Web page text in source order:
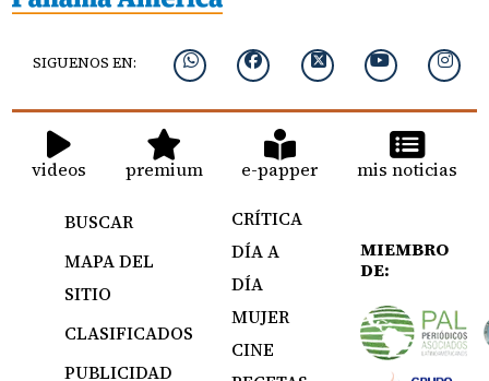
SIGUENOS EN:
videos premium e-papper mis noticias
BUSCAR
MAPA DEL
SITIO
CLASIFICADOS
PUBLICIDAD
CRÍTICA
DÍA A
DÍA
MUJER
CINE
MIEMBRO
DE: